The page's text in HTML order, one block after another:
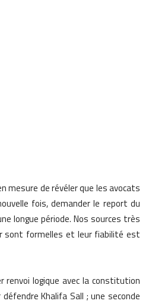
mesure de révéler que les avocats
fois, demander le report du
longue période. Nos sources très
sont formelles et leur fiabilité est
renvoi logique avec la constitution
Khalifa Sall ; une seconde